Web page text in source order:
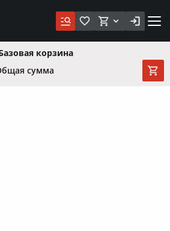
корзина
сумма